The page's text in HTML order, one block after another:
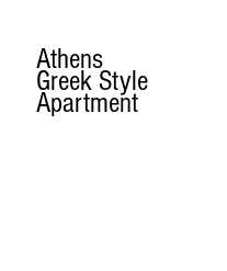
Athens
Greek Style
Apartment